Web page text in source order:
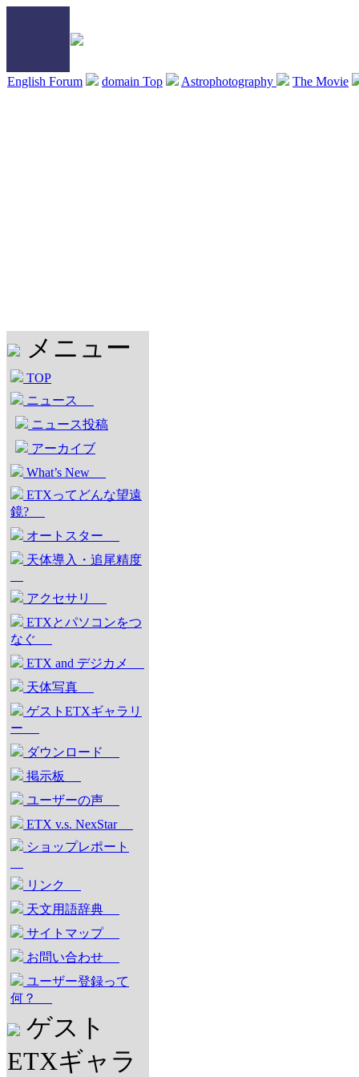
English Forum domain Top Astrophotography The Movie
メニュー
TOP
ニュース
ニュース投稿
アーカイブ
What’s New
ETXってどんな望遠
鏡?
オートスター
天体導入・追尾精度
アクセサリ
ETXとパソコンをつ
なぐ
ETX and デジカメ
天体写真
ゲストETXギャラリ
ー
ダウンロード
掲示板
ユーザーの声
ETX v.s. NexStar
ショップレポート
リンク
天文用語辞典
サイトマップ
お問い合わせ
ユーザー登録って
何？
ゲスト
ETXギャラ